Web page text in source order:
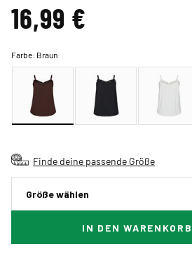
16,99 €
Farbe: Braun
Finde deine passende Größe
Größe wählen
IN DEN